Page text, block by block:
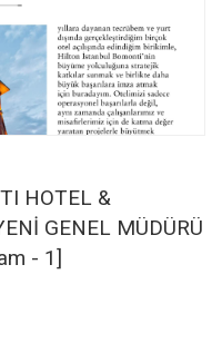
HOTEL &
GENEL MÜDÜRÜ
- 1]